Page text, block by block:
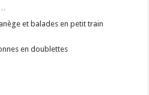
et balades en petit train
en doublettes